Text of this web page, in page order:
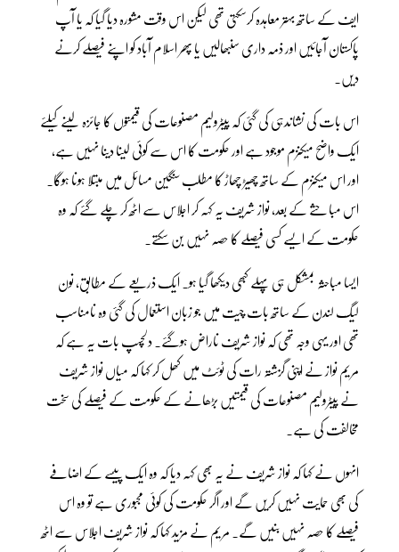
ایف کے ساتھ بہتر معاہدہ کرسکتی تھی لیکن اس وقت مشورہ دیا گیا کہ یا آپ
پاکستان آجائیں اور ذمہ داری سنبھالیں یا پھر اسلام آباد کو اپنے فیصلے کرنے
دیں۔
اس بات کی نشاندہی کی گئی کہ پیٹرولیم مصنوعات کی قیمتوں کا جائزہ لینے کیلئے
ایک واضح میکنزم موجود ہے اور حکومت کا اس سے کوئی لینا دینا نہیں ہے،
اور اس میکنزم کے ساتھ چھیڑ چھاڑ کا مطلب سنگین مسائل میں مبتلا ہونا ہوگا۔
اس مباحثے کے بعد، نواز شریف یہ کہہ کر اجلاس سے اٹھ کر چلے گئے کہ وہ
حکومت کے ایسے کسی فیصلے کا حصہ نہیں بن سکتے۔
ایسا مباحثہ بمشکل ہی پہلے کبھی دیکھا گیا ہو۔ ایک ذریعے کے مطابق، نون
لیگ لندن کے ساتھ بات چیت میں جو زبان استعمال کی گئی وہ نامناسب
تھی اور یہی وجہ تھی کہ نواز شریف ناراض ہوگئے۔ دلچسپ بات یہ ہے کہ
مریم نواز نے اپنی گزشتہ رات کی ٹوئٹ میں کھل کر کہا کہ میاں نواز شریف
نے پیٹرولیم مصنوعات کی قیمتیں بڑھانے کے حکومت کے فیصلے کی سخت
مخالفت کی ہے۔
انہوں نے کہا کہ نواز شریف نے یہ بھی کہہ دیا کہ وہ ایک پیسے کے اضافے
کی بھی حمایت نہیں کریں گے اور اگر حکومت کی کوئی مجبوری ہے تو وہ اس
فیصلے کا حصہ نہیں بنیں گے۔ مریم نے مزید کہا کہ نواز شریف اجلاس سے اٹھ